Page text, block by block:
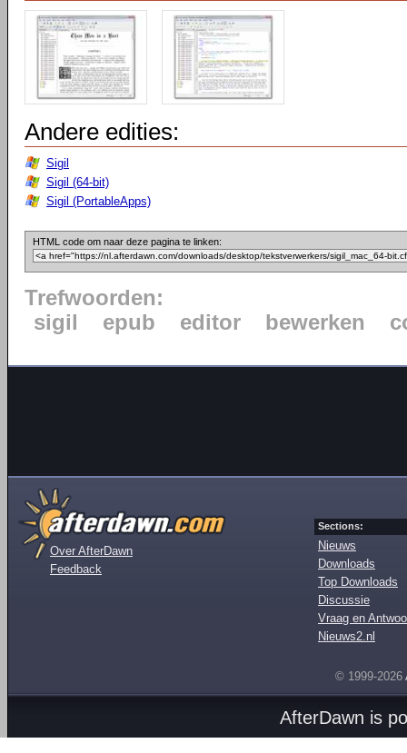
Andere edities:
Sigil
Sigil (64-bit)
Sigil (PortableApps)
HTML code om naar deze pagina te linken:
Trefwoorden:
sigil
epub editor bewerken
Over AfterDawn
Feedback
Sections:
Nieuws
Downloads
Top Downloads
Discussie
Vraag en
Nieuws2.nl
© 1999-2026
AfterDawn is